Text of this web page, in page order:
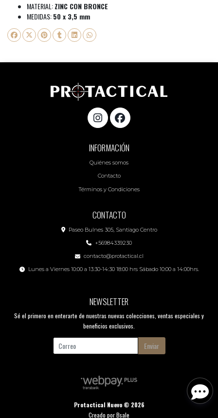
MATERIAL:ZINC CON BRONCE
MEDIDAS:50 x 3,5 mm
INFORMACIÓN
Quiénes somos
Contacto
Términos y Condiciones
CONTACTO
Paseo Bulnes 305, Santiago Centro
+56984339230
contacto@protactical.cl
Lunes a Viernes 10:00 a 13:30-14:30 18:00 hrs Sábado 10:00 a 14:00hrs.
NEWSLETTER
Sé el primero en enterarte de nuestras nuevas colecciones, ventas especiales y
beneficios exclusivos.
Enviar
Protactical Nuevo © 2026
Creado porBsale